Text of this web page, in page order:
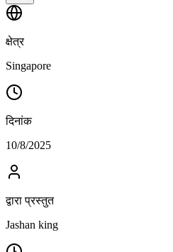
क्षेत्र
Singapore
दिनांक
10/8/2025
द्वारा प्रस्तुत
Jashan king